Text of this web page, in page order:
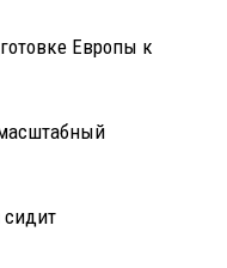
Европы к
сидит